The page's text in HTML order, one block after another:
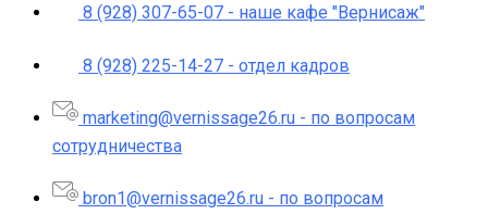
8 (928) 307-65-07 - наше кафе "Вернисаж"
8 (928) 225-14-27‬ - отдел кадров
marketing@vernissage26.ru - по вопросам
сотрудничества
bron1@vernissage26.ru - по вопросам